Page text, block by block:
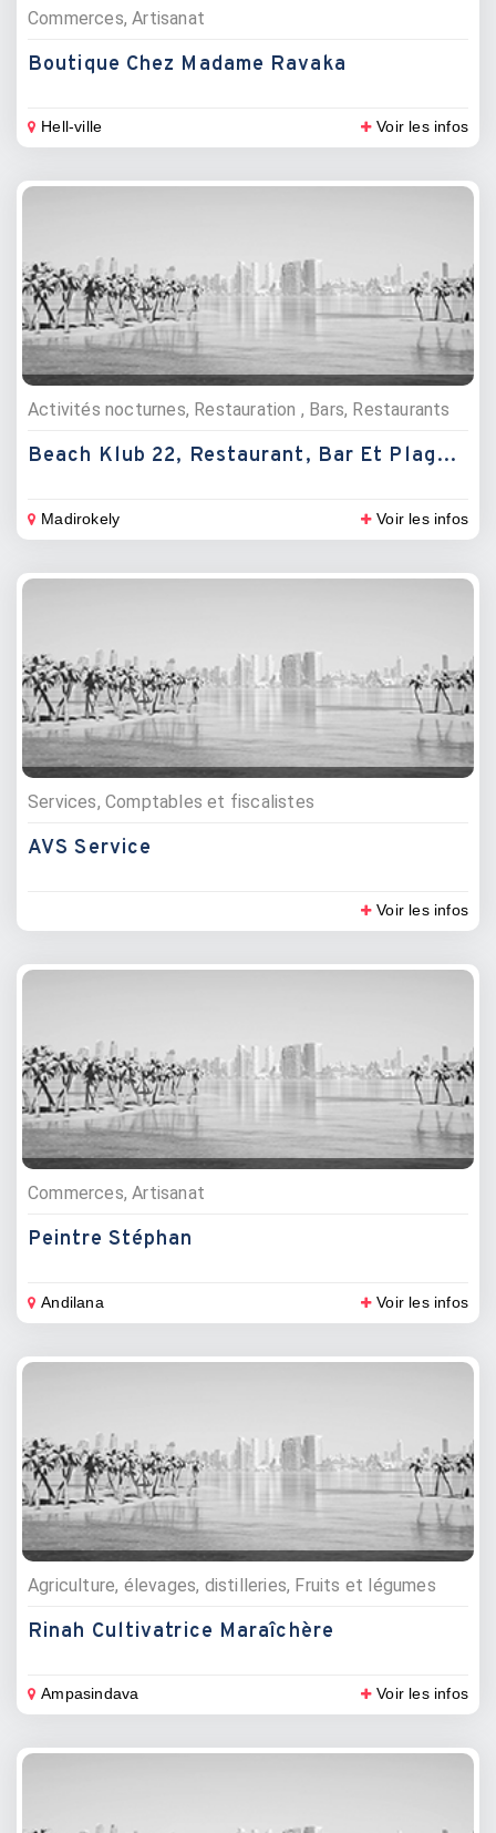
Commerces, Artisanat
Boutique Chez Madame Ravaka
Hell-ville Voir les infos
Activités nocturnes, Restauration , Bars, Restaurants
Beach Klub 22, Restaurant, Bar Et Plage Privée
Madirokely Voir les infos
Services, Comptables et fiscalistes
AVS Service
Voir les infos
Commerces, Artisanat
Peintre Stéphan
Andilana Voir les infos
Agriculture, élevages, distilleries, Fruits et légumes
Rinah Cultivatrice Maraîchère
Ampasindava Voir les infos